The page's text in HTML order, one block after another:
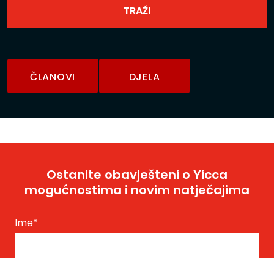
ČLANOVI DJELA
Ostanite obavješteni o Yicca
mogućnostima i novim natječajima
Ime*